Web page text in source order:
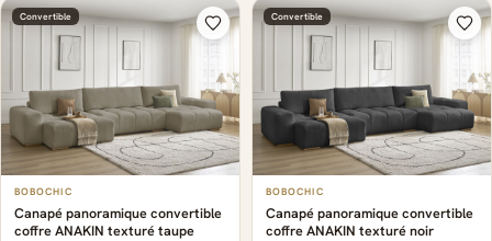
Convertible
BOBOCHIC
Canapé panoramique convertible
coffre ANAKIN texturé taupe
Convertible
BOBOCHIC
Canapé panoramique convertible
coffre ANAKIN texturé noir